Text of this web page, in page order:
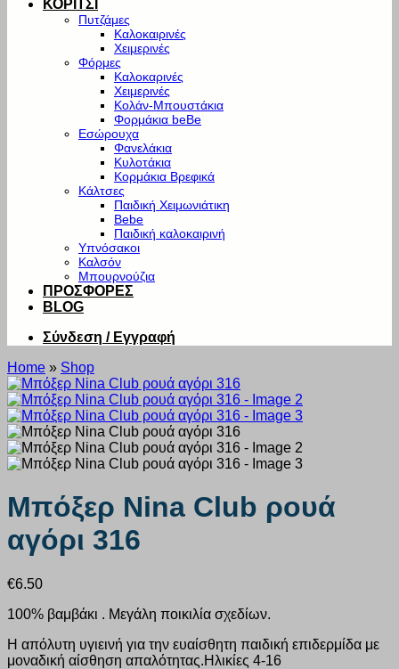
ΚΟΡΙΤΣΙ
Πυτζάμες
Καλοκαιρινές
Χειμερινές
Φόρμες
Καλοκαρινές
Χειμερινές
Κολάν-Μπουστάκια
Φορμάκια beBe
Εσώρουχα
Φανελάκια
Κυλοτάκια
Κορμάκια Βρεφικά
Κάλτσες
Παιδική Χειμωνιάτικη
Bebe
Παιδική καλοκαιρινή
Υπνόσακοι
Καλσόν
Μπουρνούζια
ΠΡΟΣΦΟΡΕΣ
BLOG
Σύνδεση / Εγγραφή
Home » Shop
Μπόξερ Nina Club ρουά
αγόρι 316
€6.50
100% βαμβάκι . Μεγάλη ποικιλία σχεδίων.
Η απόλυτη υγιεινή για την ευαίσθητη παιδική επιδερμίδα με
μοναδική αίσθηση απαλότητας.Ηλικίες 4-16